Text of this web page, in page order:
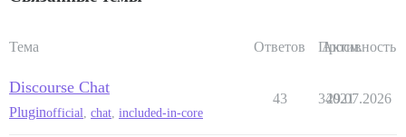
Тема Ответов Просм.
Активность
Discourse Chat
Pluginofficial chat included-in-core
43 34021
29.07.2026